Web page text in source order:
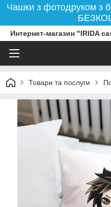
Чашки з фотодруком з
Интернет-магазин "IRIDA
Товари та послуги